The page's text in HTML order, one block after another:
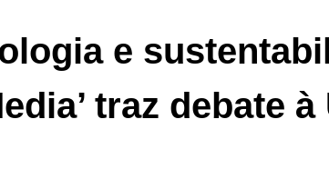
e
traz debate à